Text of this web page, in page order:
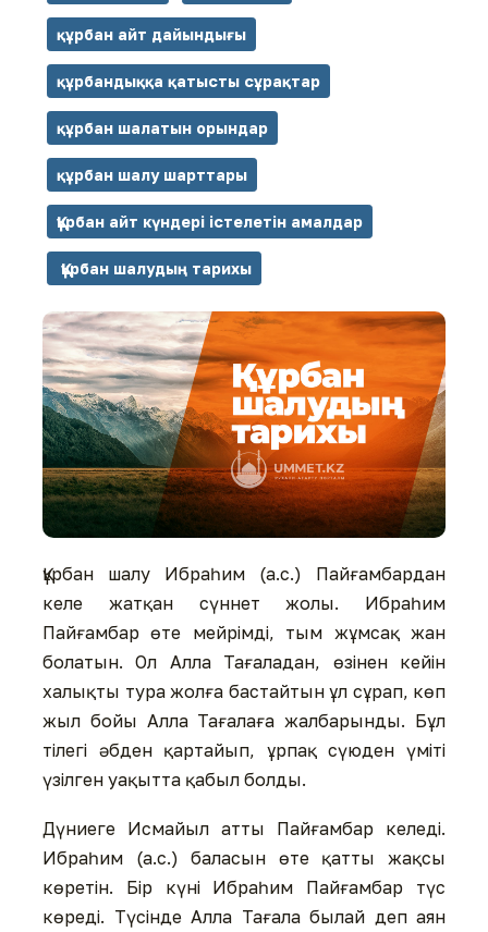
құрбан айт дайындығы
құрбандыққа қатысты сұрақтар
құрбан шалатын орындар
құрбан шалу шарттары
Құрбан айт күндері істелетін амалдар
Құрбан шалудың тарихы
Құрбан шалу Ибраһим (а.с.) Пайғамбардан
келе жатқан сүннет жолы. Ибраһим
Пайғамбар өте мейрімді, тым жұмсақ жан
болатын. Ол Алла Тағаладан, өзінен кейін
халықты тура жолға бастайтын ұл сұрап, көп
жыл бойы Алла Тағалаға жалбарынды. Бұл
тілегі әбден қартайып, ұрпақ сүюден үміті
үзілген уақытта қабыл болды.
Дүниеге Исмайыл атты Пайғамбар келеді.
Ибраһим (а.с.) баласын өте қатты жақсы
көретін. Бір күні Ибраһим Пайғамбар түс
көреді. Түсінде Алла Тағала былай деп аян